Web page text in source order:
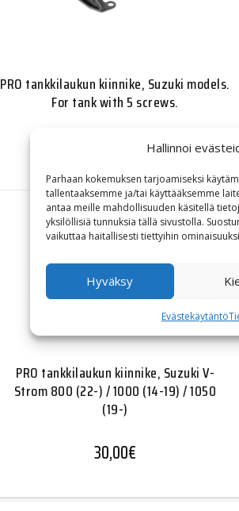
Hallinnoi
Parhaan kokemuksen tarjoamiseksi
tallentaaksemme ja/tai käyttääksemme
antaa meille mahdollisuuden käsitellä
yksilöllisiä tunnuksia tällä sivustolla.
vaikuttaa haitallisesti tiettyihin
Hyväksy
Evästekäytäntö
PRO tankkilaukun kiinnike, Suzuki models.
For tank with 5 screws.
PRO tankkilaukun kiinnike, Suzuki V-
Strom 800 (22-) / 1000 (14-19) / 1050
(19-)
30,00€